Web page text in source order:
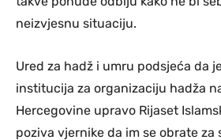
neizvjesnu situaciju.
Ured za hadž i umru podsjeća da
institucija za organizaciju hadža
Hercegovine upravo Rijaset
poziva vjernike da im se obrate za